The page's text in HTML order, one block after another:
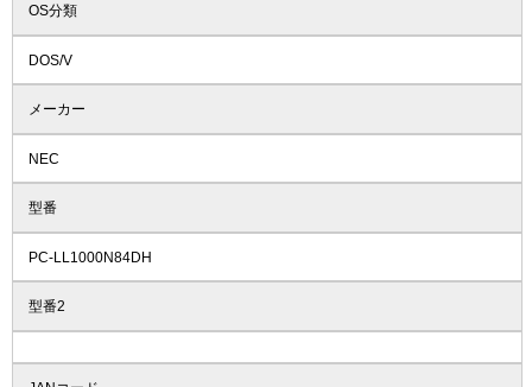
OS分類
DOS/V
メーカー
NEC
型番
PC-LL1000N84DH
型番2